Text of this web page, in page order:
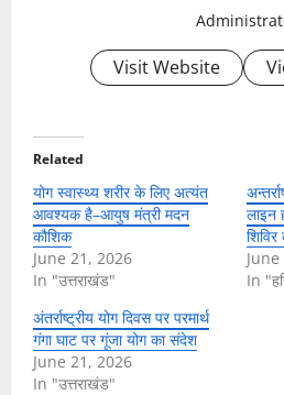
Visit Website
Related
योग स्वास्थ्य शरीर के लिए अत्यंत
आवश्यक है–आयुष मंत्री मदन
कौशिक
June 21, 2026
In "उत्तराखंड"
लाइन
In
अंतर्राष्ट्रीय योग दिवस पर परमार्थ
गंगा घाट पर गूंजा योग का संदेश
June 21, 2026
In "उत्तराखंड"